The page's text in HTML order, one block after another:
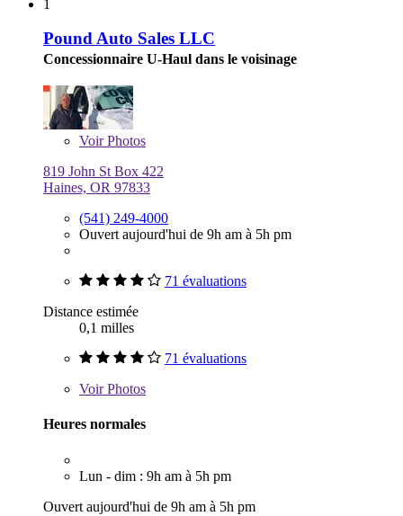
1
Pound Auto Sales LLC
Concessionnaire U-Haul dans le voisinage
VoirPhotos
819 John St Box 422
Haines, OR 97833
(541) 249-4000
Ouvert aujourd'hui de 9h am à 5h pm
71 évaluations
Distance estimée
0,1 milles
71 évaluations
VoirPhotos
Heures normales
Lun - dim : 9h am à 5h pm
Ouvert aujourd'hui de 9h am à 5h pm